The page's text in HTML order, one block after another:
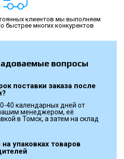
клиентов мы выполняем
быстрее многих конкурентов
вопросы
поставки заказа после
40 календарных дней от
менеджером, её
в Томск, а затем на склад
упаковках товаров